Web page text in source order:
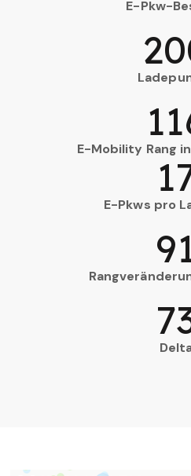
E-Pkw-
E-Mobility Rang
E-Pkws pro